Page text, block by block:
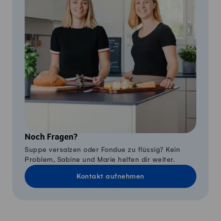
Noch Fragen?
Suppe versalzen oder Fondue zu flüssig? Kein
Problem, Sabine und Marie helfen dir weiter.
Kontakt aufnehmen